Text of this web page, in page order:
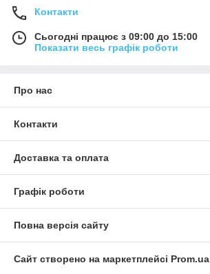
Контакти
Сьогодні працює з 09:00 до 15:00
Показати весь графік роботи
Про нас
Контакти
Доставка та оплата
Графік роботи
Повна версія сайту
Сайт створено на маркетплейсі Prom.ua